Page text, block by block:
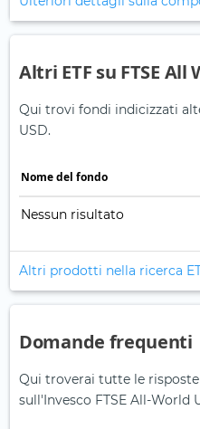
Altri ETF su FTSE All
Qui trovi fondi indicizzati
USD.
Nome del fondo
Nessun risultato
Altri prodotti nella ricerca
Domande frequenti
Qui troverai tutte le
sull'Invesco FTSE All-World